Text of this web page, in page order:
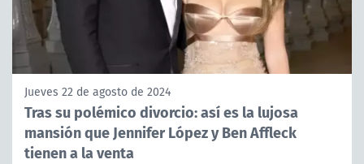
Jueves 22 de agosto de 2024
Tras su polémico divorcio: así es la lujosa
mansión que Jennifer López y Ben Affleck
tienen a la venta